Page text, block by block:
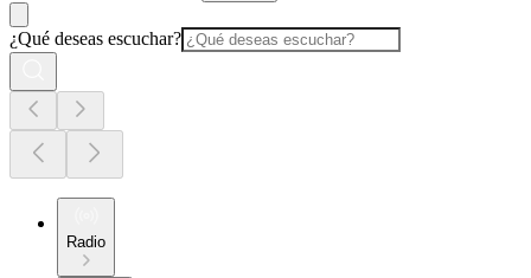
¿Qué deseas escuchar?
Radio